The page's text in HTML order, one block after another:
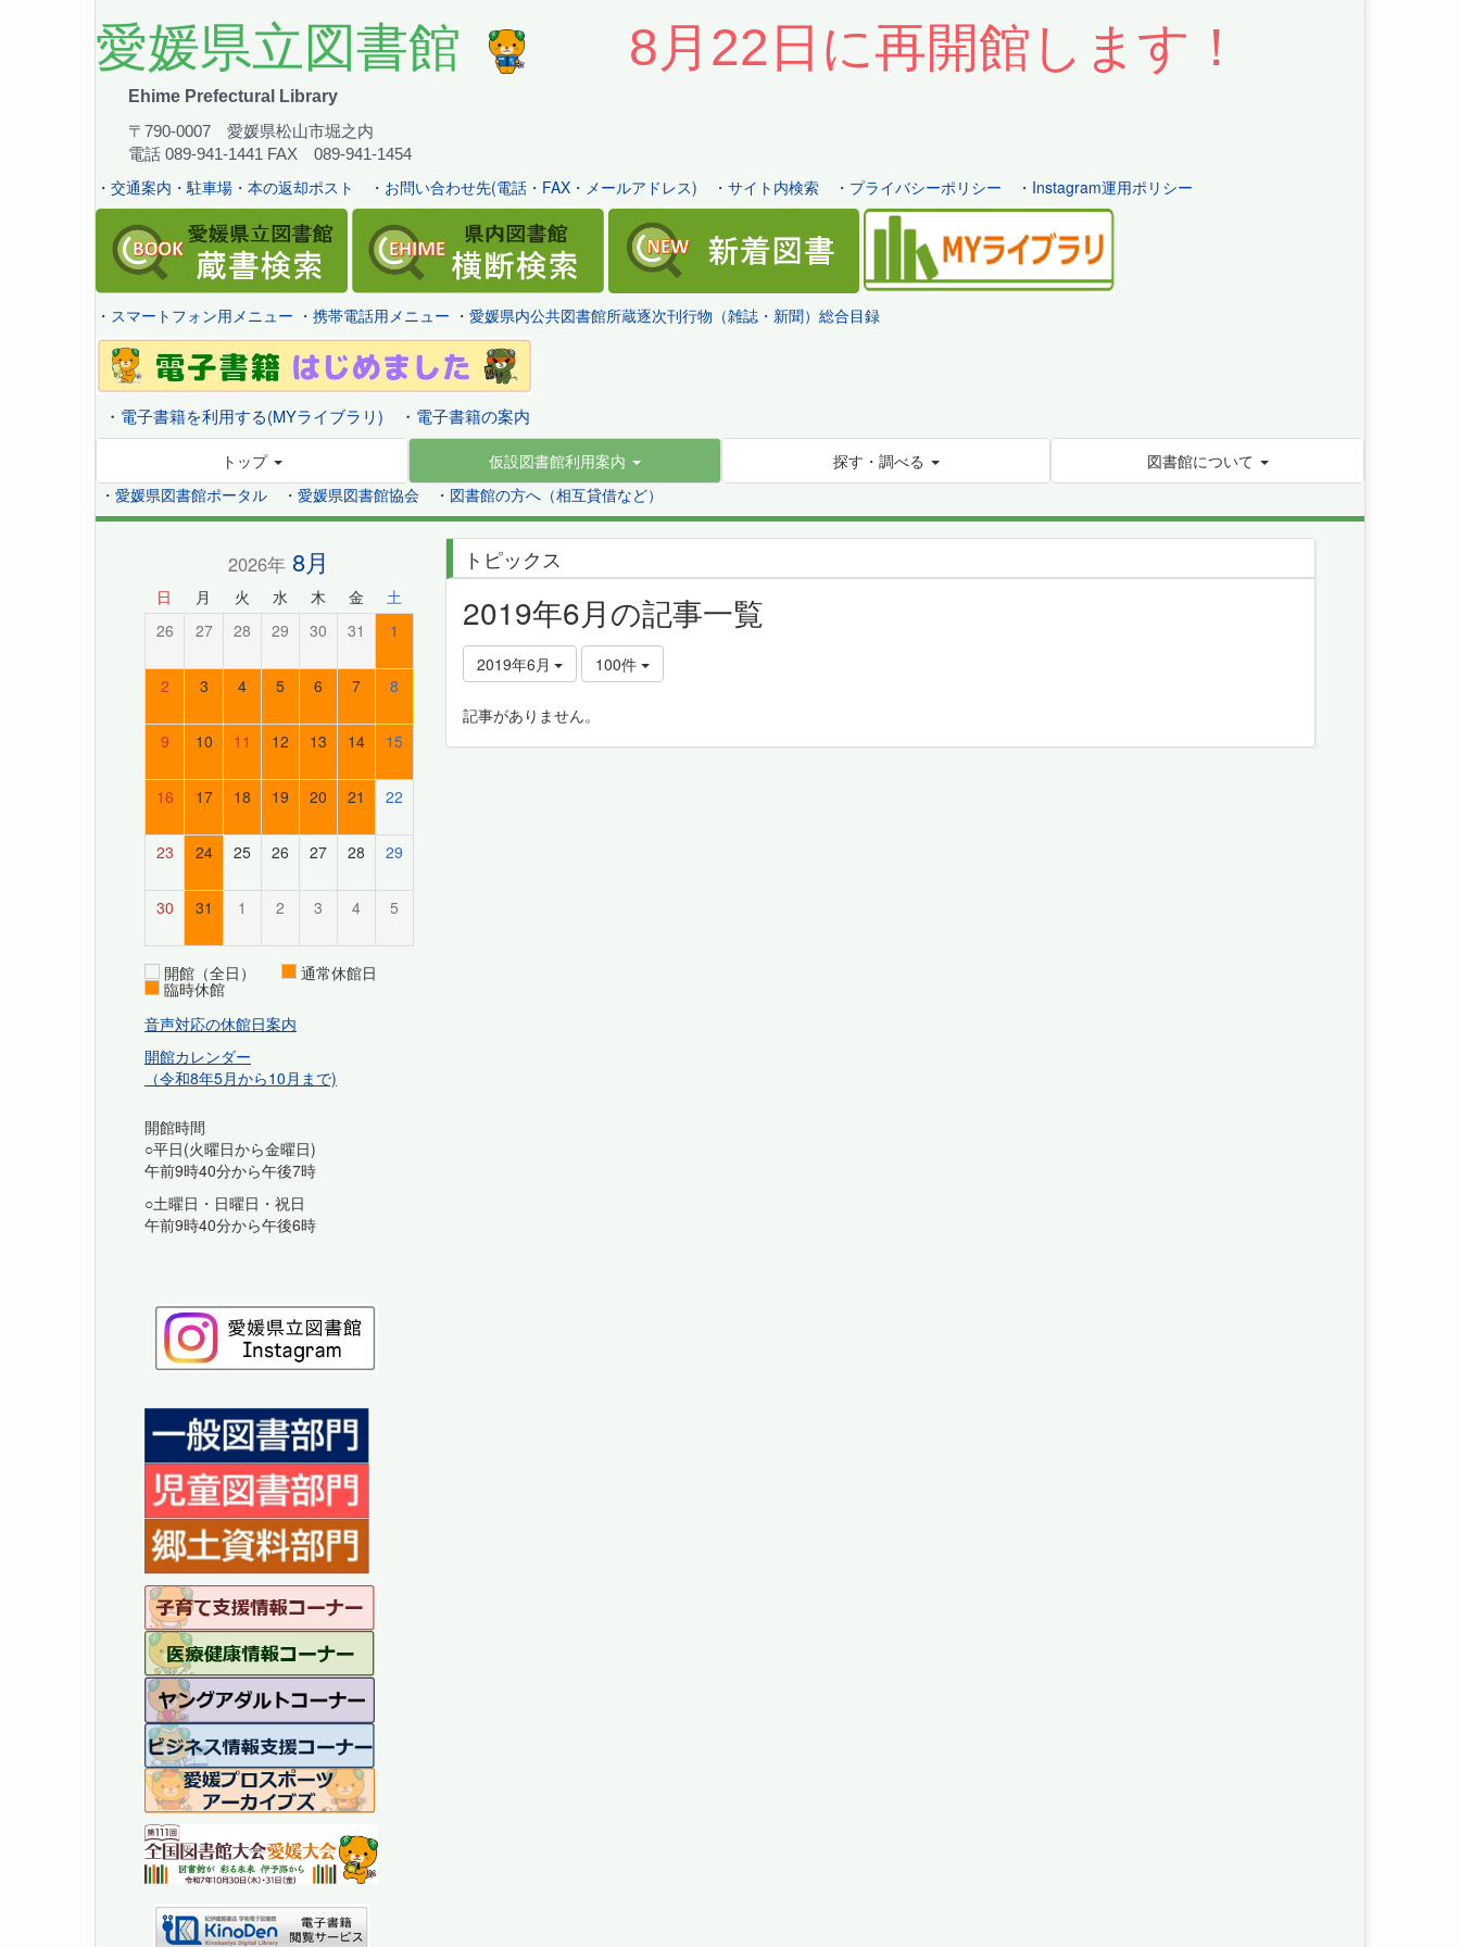
愛媛県立図書館 8月22日に再開館します！
Ehime Prefectural Library
〒790-0007 愛媛県松山市堀之内
電話 089-941-1441 FAX 089-941-1454
・ 交通案内・駐車場・本の返却ポスト ・ お問い合わせ先(電話・FAX・メールアドレス) ・ サイト内検索 ・ プライバシーポリシー ・ Instagram運用ポリシー
・ スマートフォン用メニュー ・ 携帯電話用メニュー ・ 愛媛県内公共図書館所蔵逐次刊行物（雑誌・新聞）総合目録
・ 電子書籍を利用する(MYライブラリ) ・ 電子書籍の案内
トップ 仮設図書館利用案内 探す・調べる
図書館について
・ 愛媛県図書館ポータル ・ 愛媛県図書館協会 ・ 図書館の方へ（相互貸借など）
トピックス
2019年6月の記事一覧
2019年6月 100件
記事がありません。
2026年 8月
日 月 火 水 木 金 土
26 27 28 29 30 31 1
2 3 4 5 6 7 8
9 10 11 12 13 14 15
16 17 18 19 20 21 22
23 24 25 26 27 28 29
30 31 1 2 3 4 5
開館（全日） 通常休館日
臨時休館
音声対応の休館日案内
開館カレンダー
（令和8年5月から10月まで)
開館時間
○平日(火曜日から金曜日)
午前9時40分から午後7時
○土曜日・日曜日・祝日
午前9時40分から午後6時